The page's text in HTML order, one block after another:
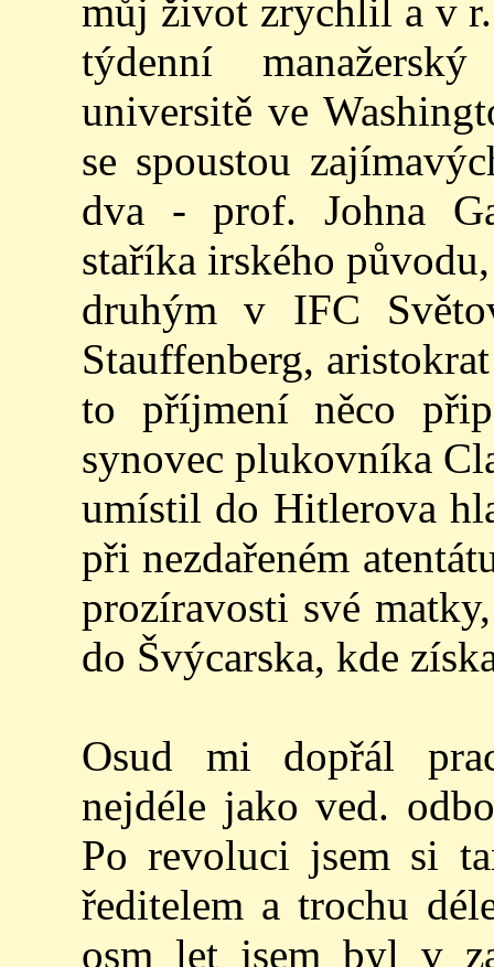
můj život zrychlil a v
týdenní
universitě ve
se spoustou
dva - prof. Johna
staříka irského
druhým v IFC
Stauffenberg,
to příjmení něco
synovec plukovníka
umístil do Hitlerova
při nezdařeném
prozíravosti své
do Švýcarska, kde
Osud mi dopřál
nejdéle jako ved.
Po revoluci jsem si
ředitelem a trochu
osm let jsem byl v